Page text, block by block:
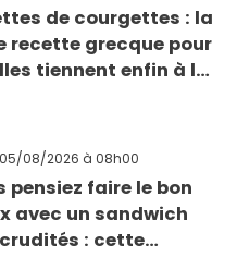
de courgettes : la
recette grecque pour
tiennent enfin à la
05/08/2026 à 08h00
pensiez faire le bon
avec un sandwich
: cette